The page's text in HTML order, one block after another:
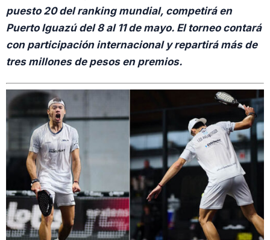
puesto 20 del ranking mundial, competirá en
Puerto Iguazú del 8 al 11 de mayo. El torneo contará
con participación internacional y repartirá más de
tres millones de pesos en premios.